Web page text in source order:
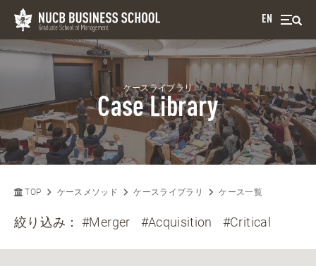
EN
ケースライブラリ
Case Library
TOP ケースメソッド ケースライブラリ ケース一覧
絞り込み：#Merger #Acquisition #Critical